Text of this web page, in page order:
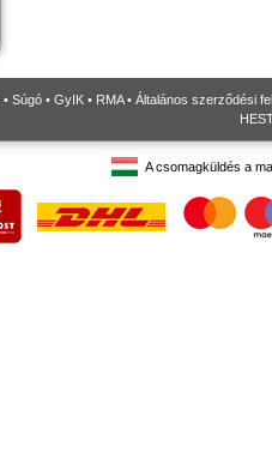
• Súgó • GyIK • RMA• Általános szerződési
A csomagküldés a